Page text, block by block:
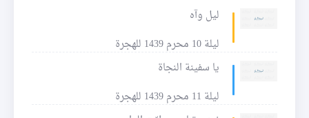
ليل وآه
ليلة 10 محرم 1439 للهجرة
يا سفينة النجاة
ليلة 11 محرم 1439 للهجرة